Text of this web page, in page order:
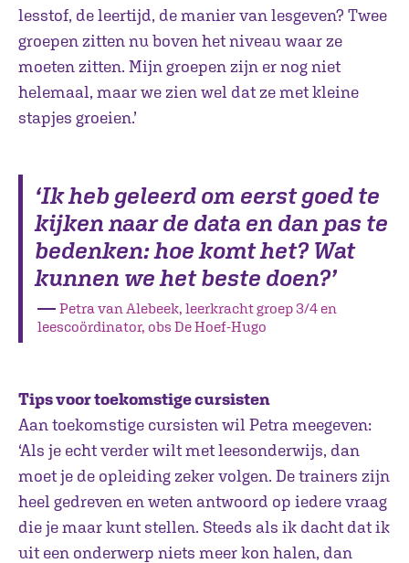
lesstof, de leertijd, de manier van lesgeven? Twee
groepen zitten nu boven het niveau waar ze
moeten zitten. Mijn groepen zijn er nog niet
helemaal, maar we zien wel dat ze met kleine
stapjes groeien.’
‘Ik heb geleerd om eerst goed te
kijken naar de data en dan pas te
bedenken: hoe komt het? Wat
kunnen we het beste doen?’
― Petra van Alebeek, leerkracht groep 3/4 en
leescoördinator, obs De Hoef-Hugo
Tips voor toekomstige cursisten
Aan toekomstige cursisten wil Petra meegeven:
‘Als je echt verder wilt met leesonderwijs, dan
moet je de opleiding zeker volgen. De trainers zijn
heel gedreven en weten antwoord op iedere vraag
die je maar kunt stellen. Steeds als ik dacht dat ik
uit een onderwerp niets meer kon halen, dan